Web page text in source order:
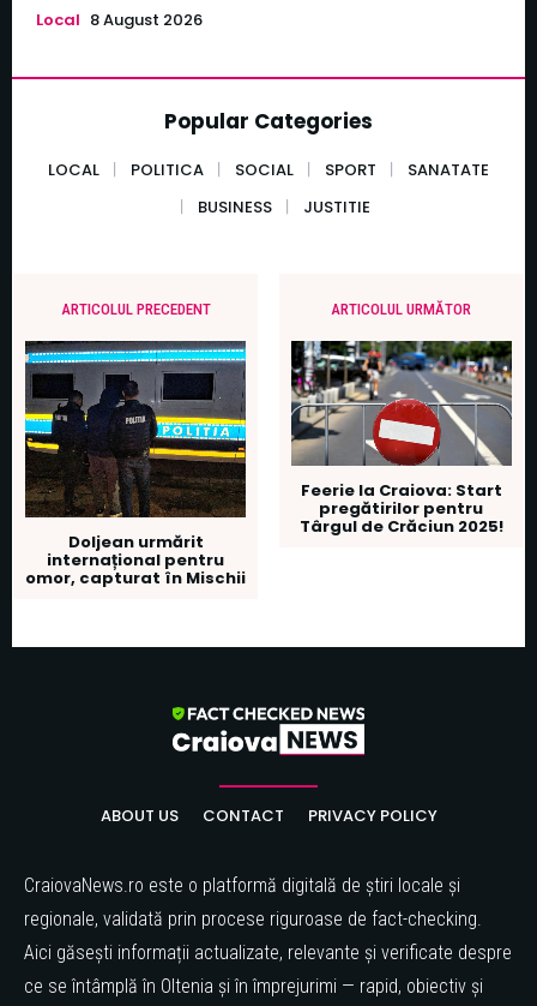
Local 8 August 2026
Popular Categories
LOCAL POLITICA SOCIAL SPORT
SANATATE
BUSINESS
JUSTITIE
ARTICOLUL PRECEDENT
Doljean urmărit
internațional pentru
omor, capturat în Mischii
ARTICOLUL URMĂTOR
Feerie la Craiova: Start
pregătirilor pentru
Târgul de Crăciun 2025!
ABOUT US CONTACT PRIVACY POLICY
CraiovaNews.ro este o platformă digitală de știri locale și
regionale, validată prin procese riguroase de fact-checking.
Aici găsești informații actualizate, relevante și verificate despre
ce se întâmplă în Oltenia și în împrejurimi — rapid, obiectiv și